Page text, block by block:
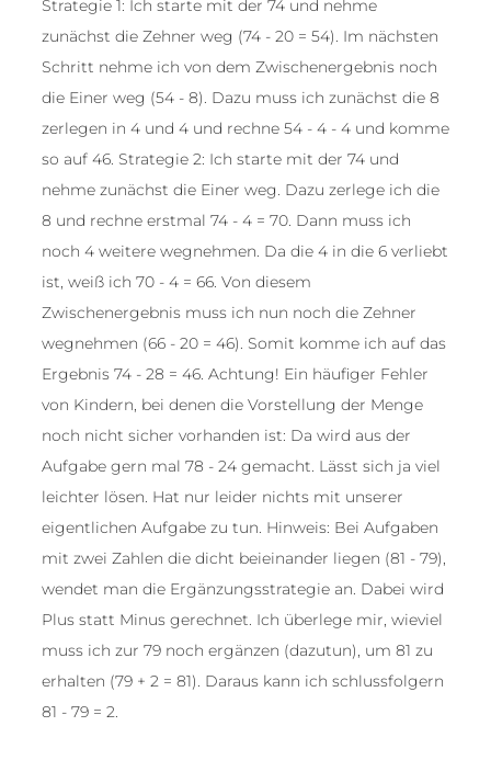
Strategie 1: Ich starte mit der 74 und nehme
zunächst die Zehner weg (74 - 20 = 54). Im nächsten
Schritt nehme ich von dem Zwischenergebnis noch
die Einer weg (54 - 8). Dazu muss ich zunächst die 8
zerlegen in 4 und 4 und rechne 54 - 4 - 4 und komme
so auf 46. Strategie 2: Ich starte mit der 74 und
nehme zunächst die Einer weg. Dazu zerlege ich die
8 und rechne erstmal 74 - 4 = 70. Dann muss ich
noch 4 weitere wegnehmen. Da die 4 in die 6 verliebt
ist, weiß ich 70 - 4 = 66. Von diesem
Zwischenergebnis muss ich nun noch die Zehner
wegnehmen (66 - 20 = 46). Somit komme ich auf das
Ergebnis 74 - 28 = 46. Achtung! Ein häufiger Fehler
von Kindern, bei denen die Vorstellung der Menge
noch nicht sicher vorhanden ist: Da wird aus der
Aufgabe gern mal 78 - 24 gemacht. Lässt sich ja viel
leichter lösen. Hat nur leider nichts mit unserer
eigentlichen Aufgabe zu tun. Hinweis: Bei Aufgaben
mit zwei Zahlen die dicht beieinander liegen (81 - 79),
wendet man die Ergänzungsstrategie an. Dabei wird
Plus statt Minus gerechnet. Ich überlege mir, wieviel
muss ich zur 79 noch ergänzen (dazutun), um 81 zu
erhalten (79 + 2 = 81). Daraus kann ich schlussfolgern
81 - 79 = 2.